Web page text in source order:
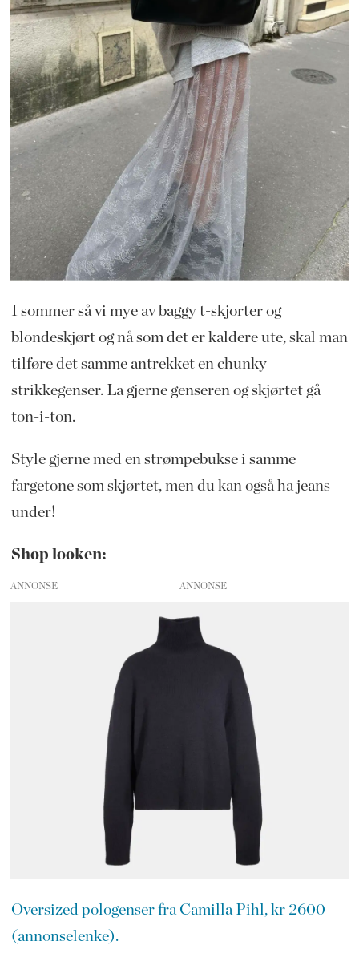
I sommer så vi mye av baggy t-skjorter og
blondeskjørt og nå som det er kaldere ute, skal man
tilføre det samme antrekket en chunky
strikkegenser. La gjerne genseren og skjørtet gå
ton-i-ton.
Style gjerne med en strømpebukse i samme
fargetone som skjørtet, men du kan også ha jeans
under!
Shop looken:
ANNONSE
Oversized pologenser fra Camilla Pihl, kr 2600
(annonselenke).